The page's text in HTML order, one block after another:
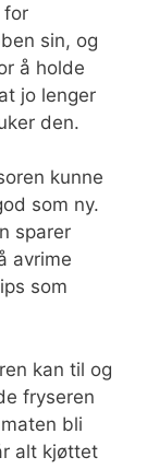
for
sin, og
å holde
jo lenger
den.
kunne
som ny.
sparer
avrime
som
kan til og
fryseren
bli
alt kjøttet